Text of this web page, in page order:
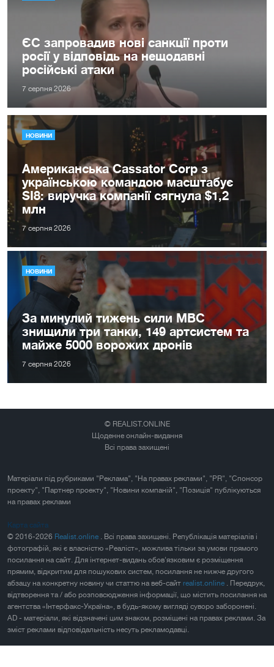
ЄС запровадив нові санкції проти
росії у відповідь на нещодавні
російські атаки
7 серпня 2026
НОВИНИ
Американська Cassator Corp з
українською командою масштабує
SI8: виручка компанії сягнула $1,2
млн
7 серпня 2026
НОВИНИ
За минулий тижень сили МВС
знищили три танки, 149 артсистем та
майже 5000 ворожих дронів
7 серпня 2026
© REALIST.ONLINE
Щоденне онлайн-видання
Всі права захищені
Матеріали під рубриками "Реклама", "На правах реклами", "PR", "Спонсор
проекту", "Партнер проекту", "Новини компаній", "Позиція" публікуються
на правах реклами
Карта сайта
© 2016-2026 Realist.online . Всі права захищені. Републікація матеріалів і
фотографій, які є власністю «Реаліст», можлива тільки за умови прямого
посилання на сайт. Для інтернет-видань обов'язковим є розміщення
прямим, відкритим для пошукових систем, посилання не нижче другого
абзацу на конкретну новину чи статтю на веб-сайт realist.online . Передрук,
відтворення та / або розповсюдження інформації, що містить посилання на
агентства «Інтерфакс-Україна», в будь-якому вигляді суворо заборонені.
AD - матеріали, які відзначені цим знаком, розміщені на правах реклами. За
зміст реклами відповідальність несуть рекламодавці.